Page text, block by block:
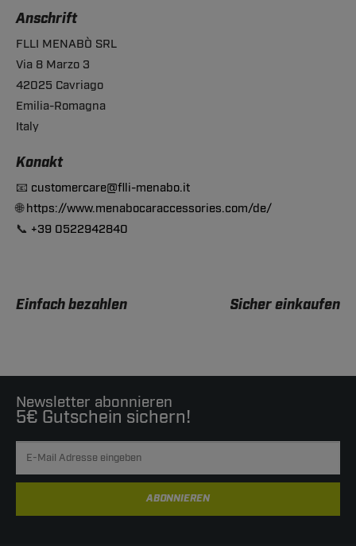
Anschrift
FLLI MENABÒ SRL
Via 8 Marzo 3
42025 Cavriago
Emilia-Romagna
Italy
Konakt
📧 customercare@flli-menabo.it
🌐https://www.menabocaraccessories.com/de/
📞 +39 0522942840
Einfach bezahlen Sicher einkaufen
Newsletter abonnieren
5€ Gutschein sichern!
ABONNIEREN